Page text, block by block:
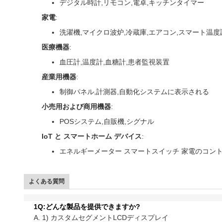
デジタル時計,リモコン,電卓,キッチンタイマー
家電:
洗濯機,マイクロ波炉,冷蔵庫,エアコン,スマート温
医療機器:
血圧計,温度計,血糖計,患者監視装置
産業用機器:
制御パネル,計測器,自動化システムに表示される
小売用および商用機器:
POSシステム,自販機,シグナル
IoT と スマートホーム デバイス:
エネルギーメーター スマートスイッチ 家電のコン
よくある質問
1Q:どんな製品を提供できますか?
A. 1) カスタムセグメントLCDディスプレイ